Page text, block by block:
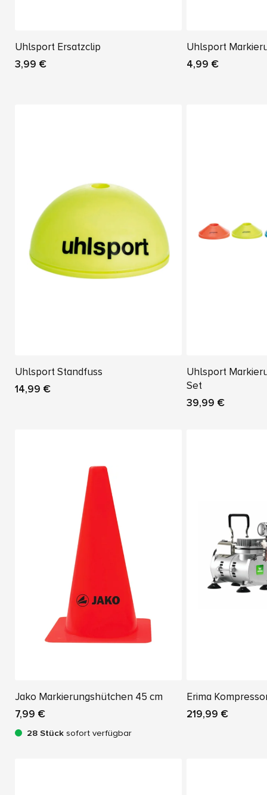
Uhlsport Ersatzclip
3,99 €
Uhlsport
4,99 €
Uhlsport Standfuss
14,99 €
Uhlsport
Set
39,99 €
Jako Markierungshütchen 45 cm
7,99 €
28 Stück sofort verfügbar
Erima
219,99 €